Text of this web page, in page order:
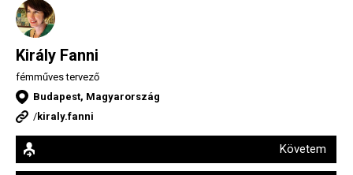
Király Fanni
fémműves tervező
Budapest, Magyarország
/kiraly.fanni
Követem